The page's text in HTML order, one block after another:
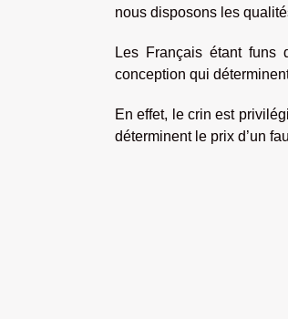
nous disposons les
Les Français étant
conception qui
En effet, le crin est
déterminent le prix d’un